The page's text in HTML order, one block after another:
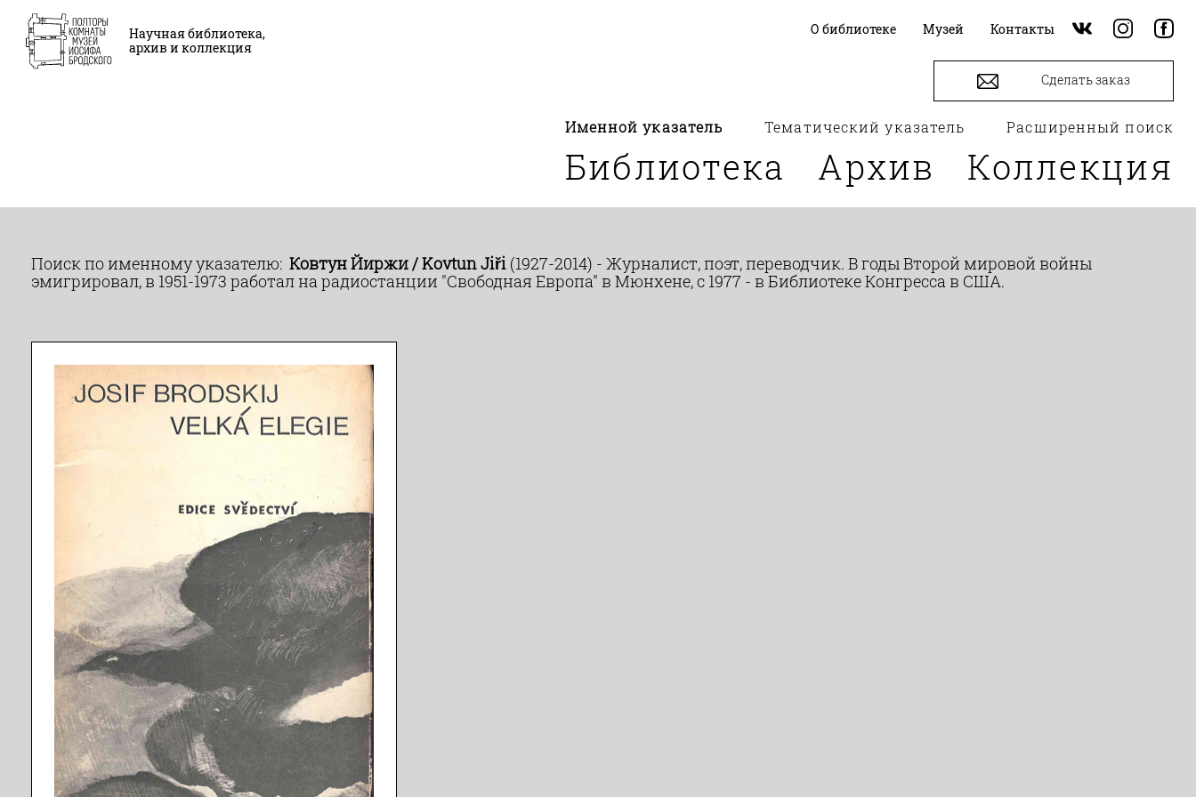
Научная библиотека,
архив и коллекция
О библиотеке Музей Контакты
Именной указатель Тематический указатель Расширенный поиск
Сделать заказ
Библиотека Архив Коллекция
Поиск по именному указателю: Ковтун Йиржи / Kovtun Jiři (1927-2014) - Журналист, поэт, переводчик. В годы Второй мировой войны
эмигрировал, в 1951-1973 работал на радиостанции "Свободная Европа" в Мюнхене, с 1977 - в Библиотеке Конгресса в США.